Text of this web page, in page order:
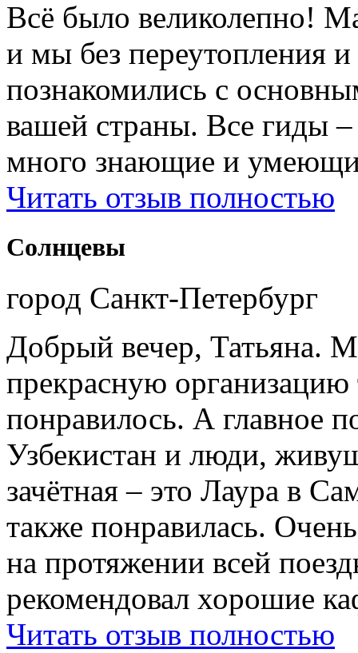
Всë было великолепно!
и мы без переутопления
познакомились с
вашей страны. Все гиды
много знающие и
Читать отзыв полностью
Солнцевы
город Санкт-Петербург
Добрый вечер, Татьяна.
прекрасную
понравилось. А главное
Узбекистан и люди,
зачётная – это Лаура в
также понравилась.
на протяжении всей
рекомендовал хорошие
Читать отзыв полностью